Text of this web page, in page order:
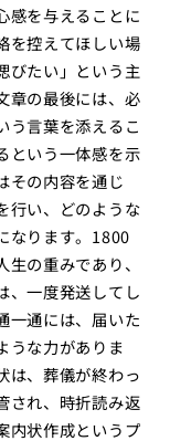
感を与えることに
を控えてほしい場
びたい」という主
章の最後には、必
う言葉を添えるこ
という一体感を示
その内容を通じ
行い、どのような
なります。1800
の重みであり、
、一度発送してし
一通には、届いた
うな力がありま
は、葬儀が終わっ
され、時折読み返
内状作成というプ